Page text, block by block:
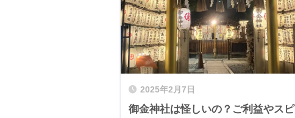
2025年2月7日
御金神社は怪しいの？ご利益やスピ